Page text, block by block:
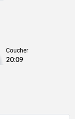
Coucher
20:09